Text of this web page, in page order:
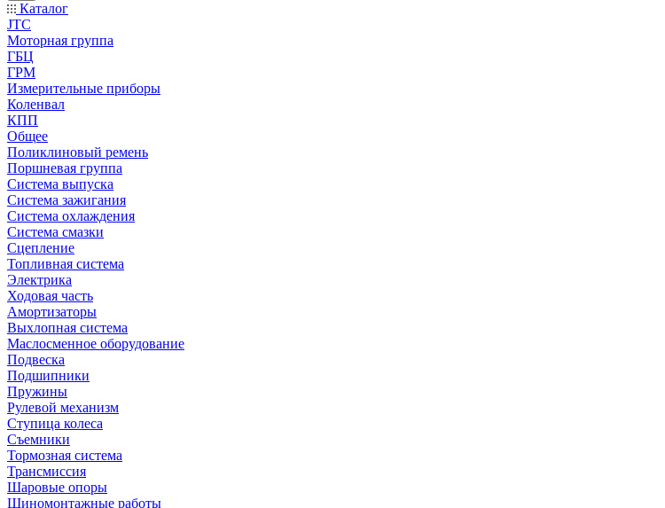
Каталог
JTC
Моторная группа
ГБЦ
ГРМ
Измерительные приборы
Коленвал
КПП
Общее
Поликлиновый ремень
Поршневая группа
Система выпуска
Система зажигания
Система охлаждения
Система смазки
Сцепление
Топливная система
Электрика
Ходовая часть
Амортизаторы
Выхлопная система
Маслосменное оборудование
Подвеска
Подшипники
Пружины
Рулевой механизм
Ступица колеса
Съемники
Тормозная система
Трансмиссия
Шаровые опоры
Шиномонтажные работы